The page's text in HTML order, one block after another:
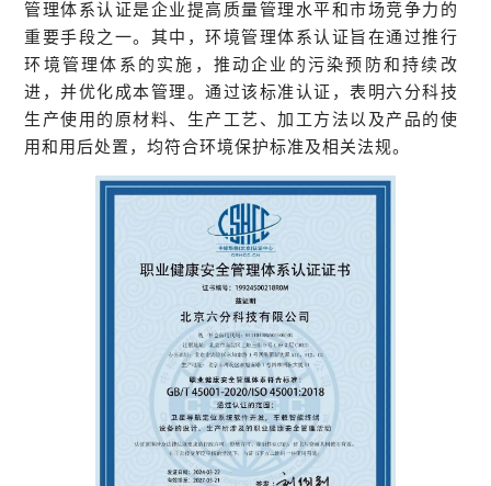
管理体系认证是企业提高质量管理水平和市场竞争力的
重要手段之一。其中，环境管理体系认证旨在通过推行
环境管理体系的实施，推动企业的污染预防和持续改
进，并优化成本管理。通过该标准认证，表明六分科技
生产使用的原材料、生产工艺、加工方法以及产品的使
用和用后处置，均符合环境保护标准及相关法规。